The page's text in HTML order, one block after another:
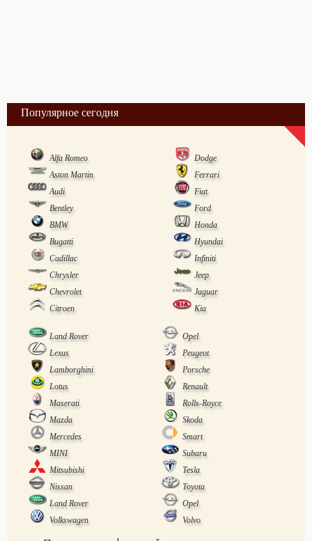
Популярное сегодня
Alfa Romeo
Dodge
Aston Martin
Ferrari
Audi
Fiat
Bentley
Ford
BMW
Honda
Bugatti
Hyundai
Cadillac
Infiniti
Chrysler
Jeep
Chevrolet
Jaguar
Citroen
Kia
Land Rover
Opel
Lexus
Peugeot
Lamborghini
Porsche
Lotus
Renault
Maserati
Rolls-Royce
Mazda
Skoda
Mercedes
Smart
MINI
Subaru
Mitsubishi
Tesla
Nissan
Toyota
Land Rover
Opel
Volkswagen
Volvo